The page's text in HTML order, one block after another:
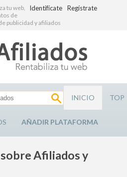
Identifícate Regístrate
tu web,
de
publicidad y afiliados
INICIO TOP
AÑADIR PLATAFORMA
Afiliados y